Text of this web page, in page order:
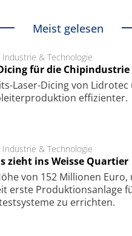
Meist gelesen
Industrie & Technologie
für die Chipindustrie
Laser-Dicing von Lidrotec
ef­fi­zien­ter.
Industrie & Technologie
zieht ins Weisse Quartier
von 152 Mil­lio­nen Euro,
ers­te Pro­duk­tions­an­la­ge
zu er­rich­ten.